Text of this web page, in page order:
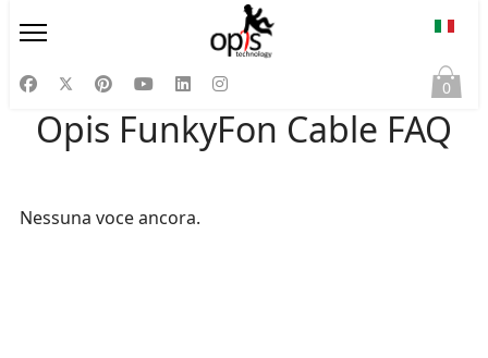
0
Opis FunkyFon Cable FAQ
Nessuna voce ancora.